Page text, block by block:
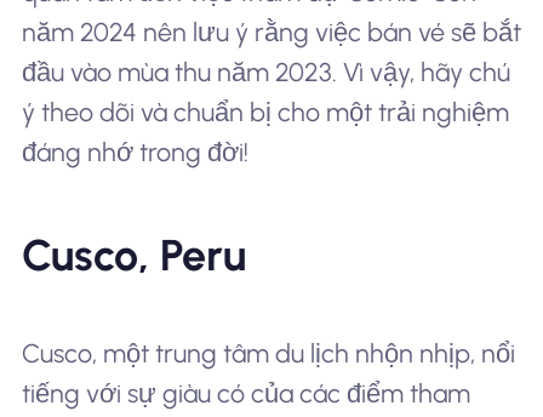
năm 2024 nên lưu ý rằng việc bán vé sẽ bắt
đầu vào mùa thu năm 2023. Vì vậy, hãy chú
ý theo dõi và chuẩn bị cho một trải nghiệm
đáng nhớ trong đời!
Cusco, Peru
Cusco, một trung tâm du lịch nhộn nhịp, nổi
tiếng với sự giàu có của các điểm tham